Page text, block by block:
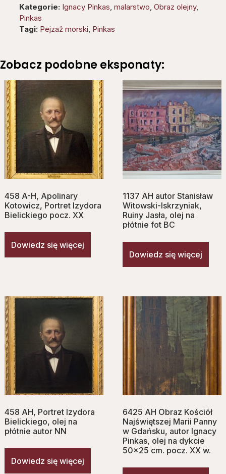
Kategorie: Ignacy Pinkas malarstwo Obraz olejny,
Pinkas
Tagi: Pejzaż morski Pinkas
Zobacz podobne eksponaty:
458 A-H, Apolinary
Kotowicz, Portret Izydora
Bielickiego pocz. XX
Dowiedz się więcej
1137 AH autor Stanisław
Witowski-Iskrzyniak,
Ruiny Jasła, olej na
płótnie fot BC
Dowiedz się więcej
458 AH, Portret Izydora
Bielickiego, olej na
płótnie autor NN
Dowiedz się więcej
6425 AH Obraz Kościół
Najświętszej Marii Panny
w Gdańsku, autor Ignacy
Pinkas, olej na dykcie
50×25 cm. pocz. XX w.